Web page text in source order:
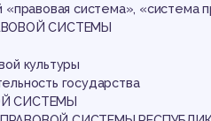
«правовая система», «система
СИСТЕМЫ
культуры
государства
СИСТЕМЫ